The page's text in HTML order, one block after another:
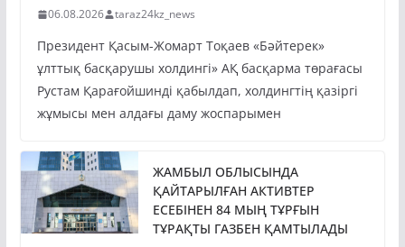
06.08.2026 taraz24kz_news
Президент Қасым-Жомарт Тоқаев «Бәйтерек»
ұлттық басқарушы холдингі» АҚ басқарма төрағасы
Рустам Қарағойшинді қабылдап, холдингтің қазіргі
жұмысы мен алдағы даму жоспарымен
ЖАМБЫЛ ОБЛЫСЫНДА
ҚАЙТАРЫЛҒАН АКТИВТЕР
ЕСЕБІНЕН 84 МЫҢ ТҰРҒЫН
ТҰРАҚТЫ ГАЗБЕН ҚАМТЫЛАДЫ